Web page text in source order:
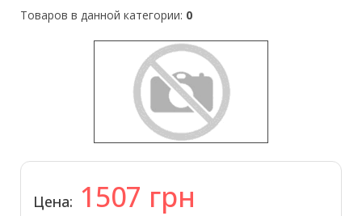
Товаров в данной категории: 0
Цена: 1507 грн